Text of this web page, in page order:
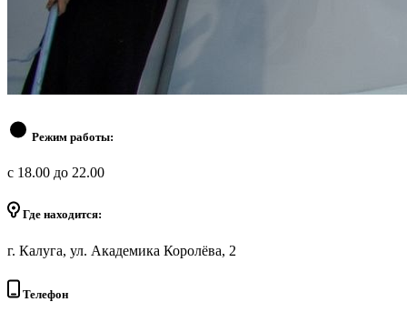
Режим работы:
с 18.00 до 22.00
Где находится:
г. Калуга, ул. Академика Королёва, 2
Телефон